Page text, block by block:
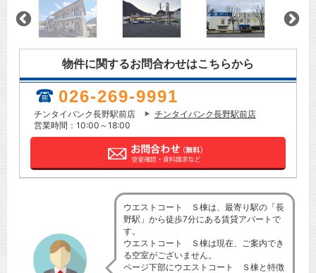
物件に関するお問合わせはこちらから
026-269-9991
チンタイバンク長野駅前店
チンタイバンク長野駅前店
営業時間：10:00～18:00
ウエストコート Ｓ棟は、最寄り駅の「長
野駅」から徒歩7分にある賃貸アパートで
す。
ウエストコート Ｓ棟は現在、ご案内でき
る空室がございません。
ページ下部にウエストコート Ｓ棟と特徴